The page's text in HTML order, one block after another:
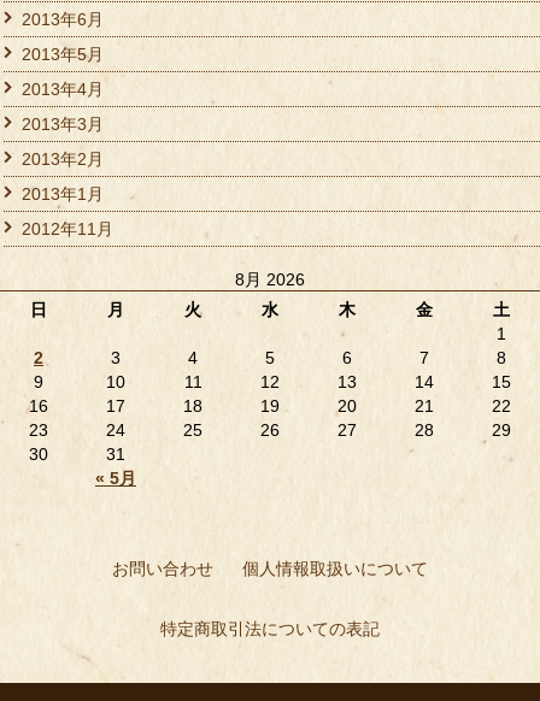
2013年6月
2013年5月
2013年4月
2013年3月
2013年2月
2013年1月
2012年11月
8月 2026
日
月 火 水 木 金 土
« 5月
1
2
3 4 5 6 7
8
9
10 11 12 13 14
15
16
17 18 19 20 21
22
23
24 25 26 27 28
29
30
31
お問い合わせ 個人情報取扱いについて
特定商取引法についての表記